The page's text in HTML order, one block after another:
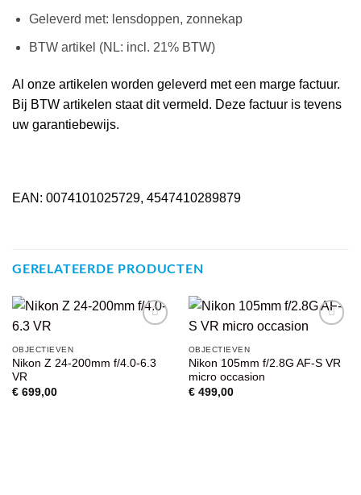
Geleverd met: lensdoppen, zonnekap
BTW artikel (NL: incl. 21% BTW)
Al onze artikelen worden geleverd met een marge factuur.
Bij BTW artikelen staat dit vermeld. Deze factuur is tevens
uw garantiebewijs.
EAN: 0074101025729, 4547410289879
GERELATEERDE PRODUCTEN
WENSENLIJST
OBJECTIEVEN
Nikon Z 24-200mm f/4.0-6.3
VR
€699,00
WENSENLIJST
OBJECTIEVEN
Nikon 105mm f/2.8G AF-S VR
micro occasion
€499,00